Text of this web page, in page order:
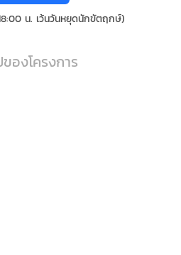
น. เว้นวันหยุดนักขัตฤกษ์)
องโครงการ